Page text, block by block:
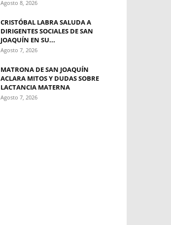
Agosto 8, 2026
CRISTÓBAL LABRA SALUDA A
DIRIGENTES SOCIALES DE SAN
JOAQUÍN EN SU...
Agosto 7, 2026
MATRONA DE SAN JOAQUÍN
ACLARA MITOS Y DUDAS SOBRE
LACTANCIA MATERNA
Agosto 7, 2026